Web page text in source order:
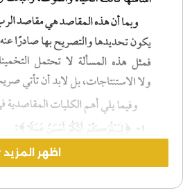
اظهر المزيد